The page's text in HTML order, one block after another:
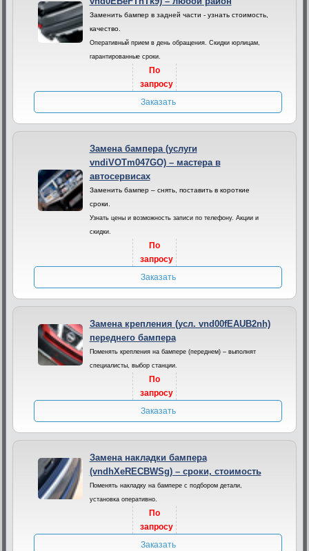
Заменить бампер в задней части - узнать стоимость,
качество.
Оперативный прием в день обращения. Скидки юрлицам,
гарантированные сроки.
По
запросу
Заказать
Замена бампера (услуги
vndiVOTm047GO) – мастера в
автосервисах
Заменить бампер – снять, поставить в короткие
сроки.
Узнать цены и возможность записи по телефону. Акции и
скидки.
По
запросу
Заказать
Замена крепления (усл. vnd00fEAUB2nh)
переднего бампера
Поменять крепления на бампере (переднем) – выполнят
специалисты, выбор станции.
По
запросу
Заказать
Замена накладки бампера
(vndhXeRECBWSg) – сроки, стоимость
Поменять накладку на бампере с подбором детали,
установка оперативно.
По
запросу
Заказать